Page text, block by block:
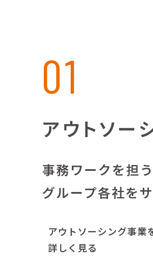
01
アウトソー
事務ワークを担
グループ各社を
アウトソーシング事業
詳しく見る